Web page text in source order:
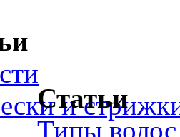
и
Статьи
Типы волос